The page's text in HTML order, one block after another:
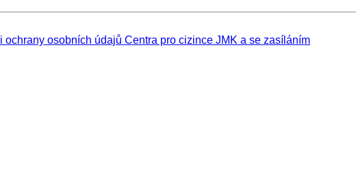
ochrany osobních údajů Centra pro cizince JMK a se zasíláním